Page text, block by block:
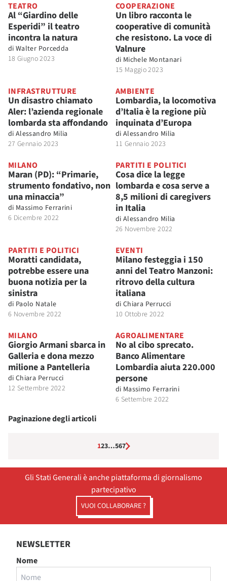
TEATRO
Al “Giardino delle
Esperidi” il teatro
incontra la natura
di Walter Porcedda
18 Giugno 2023
COOPERAZIONE
Un libro racconta le
cooperative di comunità
che resistono. La voce di
Valnure
di Michele Montanari
15 Maggio 2023
INFRASTRUTTURE
Un disastro chiamato
Aler: l’azienda regionale
lombarda sta affondando
di Alessandro Milia
27 Gennaio 2023
AMBIENTE
Lombardia, la locomotiva
d’Italia è la regione più
inquinata d’Europa
di Alessandro Milia
11 Gennaio 2023
MILANO
Maran (PD): “Primarie,
strumento fondativo, non
una minaccia”
di Massimo Ferrarini
6 Dicembre 2022
PARTITI E POLITICI
Cosa dice la legge
lombarda e cosa serve a
8,5 milioni di caregivers
in Italia
di Alessandro Milia
26 Novembre 2022
PARTITI E POLITICI
Moratti candidata,
potrebbe essere una
buona notizia per la
sinistra
di Paolo Natale
6 Novembre 2022
EVENTI
Milano festeggia i 150
anni del Teatro Manzoni:
ritrovo della cultura
italiana
di Chiara Perrucci
10 Ottobre 2022
MILANO
Giorgio Armani sbarca in
Galleria e dona mezzo
milione a Pantelleria
di Chiara Perrucci
12 Settembre 2022
AGROALIMENTARE
No al cibo sprecato.
Banco Alimentare
Lombardia aiuta 220.000
persone
di Massimo Ferrarini
6 Settembre 2022
Paginazione degli articoli
123…567
Gli Stati Generali è anche piattaforma di giornalismo
partecipativo
VUOI COLLABORARE ?
NEWSLETTER
Nome